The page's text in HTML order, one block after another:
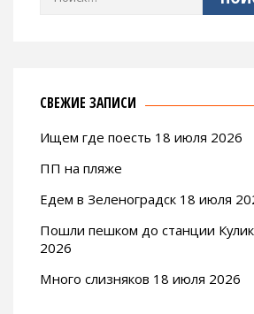
СВЕЖИЕ ЗАПИСИ
Ищем где поесть 18 июля 2026
ПП на пляже
Едем в Зеленоградск 18 июля
Пошли пешком до станции
2026
Много слизняков 18 июля 2026